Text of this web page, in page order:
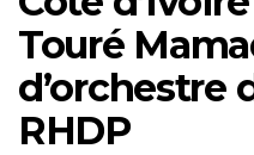
Touré
d’orchestre
RHDP